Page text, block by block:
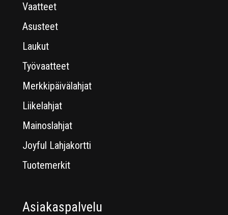
Vaatteet
Asusteet
Laukut
Työvaatteet
Merkkipäivälahjat
Liikelahjat
Mainoslahjat
Joyful Lahjakortti
Tuotemerkit
Asiakaspalvelu